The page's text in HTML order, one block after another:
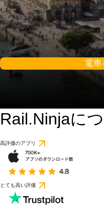
電車
Rail.Ninjaに
高評価のアプリ
とても高い評価